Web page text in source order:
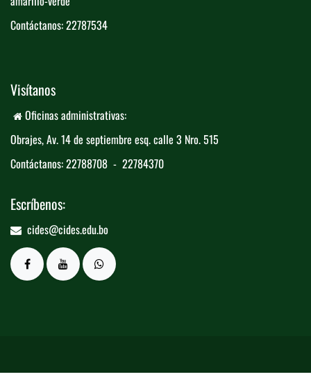
Contáctanos: 22787534
Visítanos
Oficinas administrativas:
Obrajes, Av. 14 de septiembre esq. calle 3 ​ ​Nro. 515
Contáctanos: 22788708 - 22784370
Escríbenos:
cides@cides.edu.bo